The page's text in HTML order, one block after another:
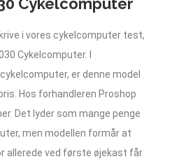
i vores cykelcomputer test,
Cykelcomputer. I
er denne model
Hos forhandleren Proshop
Det lyder som mange penge
men modellen formår at
allerede ved første øjekast får